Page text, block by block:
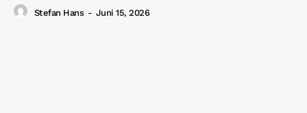
Stefan Hans - Juni 15, 2026